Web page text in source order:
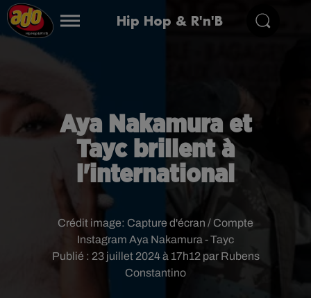
Hip Hop & R'n'B
Aya Nakamura et
Tayc brillent à
l'international
Publié : 23 juillet 2024 à 17h12 par Rubens
Constantino
Crédit image: Capture d'écran / Compte
Instagram Aya Nakamura - Tayc